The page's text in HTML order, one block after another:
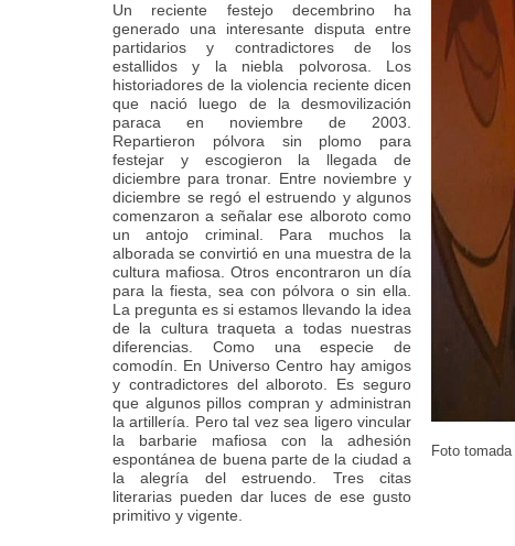
Un reciente festejo decembrino ha
generado una interesante disputa entre
partidarios y contradictores de los
estallidos y la niebla polvorosa. Los
historiadores de la violencia reciente dicen
que nació luego de la desmovilización
paraca en noviembre de 2003.
Repartieron pólvora sin plomo para
festejar y escogieron la llegada de
diciembre para tronar. Entre noviembre y
diciembre se regó el estruendo y algunos
comenzaron a señalar ese alboroto como
un antojo criminal. Para muchos la
alborada se convirtió en una muestra de la
cultura mafiosa. Otros encontraron un día
para la fiesta, sea con pólvora o sin ella.
La pregunta es si estamos llevando la idea
de la cultura traqueta a todas nuestras
diferencias. Como una especie de
comodín. En Universo Centro hay amigos
y contradictores del alboroto. Es seguro
que algunos pillos compran y administran
la artillería. Pero tal vez sea ligero vincular
la barbarie mafiosa con la adhesión
espontánea de buena parte de la ciudad a
la alegría del estruendo. Tres citas
literarias pueden dar luces de ese gusto
primitivo y vigente.
Foto